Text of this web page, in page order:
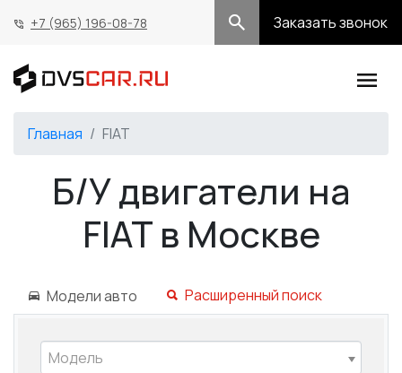
+7 (965) 196-08-78 Заказать звонок
Главная FIAT
Б/У двигатели на
FIAT в Москве
Модели авто Расширенный поиск
Модель